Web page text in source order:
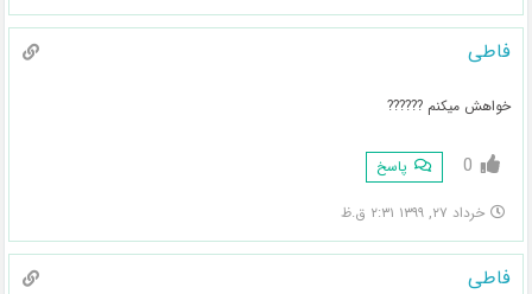
فاطی
خواهش میکنم ??????
0 پاسخ
خرداد ۲۷, ۱۳۹۹ ۲:۳۱ ق.ظ
فاطی